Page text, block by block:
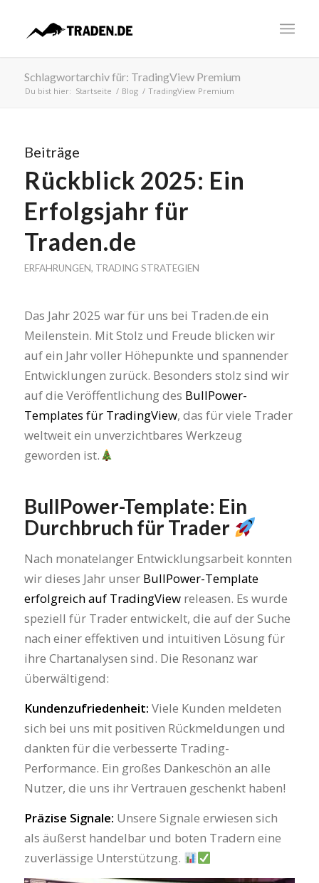
Schlagwortarchiv für: TradingView Premium
Du bist hier: Startseite / Blog / TradingView Premium
Beiträge
Rückblick 2025: Ein
Erfolgsjahr für
Traden.de
ERFAHRUNGEN, TRADING STRATEGIEN
Das Jahr 2025 war für uns bei Traden.de ein
Meilenstein. Mit Stolz und Freude blicken wir
auf ein Jahr voller Höhepunkte und spannender
Entwicklungen zurück. Besonders stolz sind wir
auf die Veröffentlichung des BullPower-
Templates für TradingView, das für viele Trader
weltweit ein unverzichtbares Werkzeug
geworden ist.
BullPower-Template: Ein
Durchbruch für Trader
Nach monatelanger Entwicklungsarbeit konnten
wir dieses Jahr unser BullPower-Template
erfolgreich auf TradingViewreleasen. Es wurde
speziell für Trader entwickelt, die auf der Suche
nach einer effektiven und intuitiven Lösung für
ihre Chartanalysen sind. Die Resonanz war
überwältigend:
Kundenzufriedenheit: Viele Kunden meldeten
sich bei uns mit positiven Rückmeldungen und
dankten für die verbesserte Trading-
Performance. Ein großes Dankeschön an alle
Nutzer, die uns ihr Vertrauen geschenkt haben!
Präzise Signale: Unsere Signale erwiesen sich
als äußerst handelbar und boten Tradern eine
zuverlässige Unterstützung.